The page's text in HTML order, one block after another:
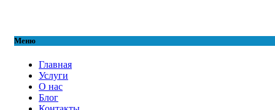
Меню
Главная
Услуги
О нас
Блог